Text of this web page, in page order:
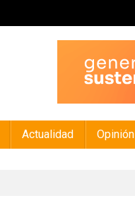
Actualidad Opinión